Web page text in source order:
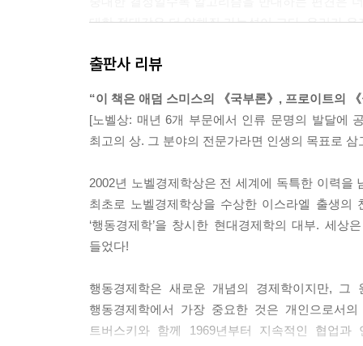
대한 적대감은 더 약해질 가능성이 크다. 우리가
의지
1) 폴은 A 회사의 주식을 보유하고 있다. 지난 일
다. 이제 그는 만일 B 회사 주식으로 갈아탔다면
2) 조지는 B 회사의 주식을 보유하고 있다. 지난
그대로 보유했다면 1,200달러를 더 벌 수 있었다는
누가 더 후회가 크겠는가?
답은 명확하다. 응답자의 8퍼센트는 폴을, 92퍼센
이 결과는 이상하다. 객관적으로 봤을 때 두 사람
보유했다면 똑같은 액수의 돈을 더 벌었을 것이다
출판사 리뷰
“이 책은 애덤 스미스의 《국부론》, 프로이트의
[노벨상: 매년 6개 부문에서 인류 문명의 발달에
최고의 상. 그 분야의 전문가라면 인생의 목표로
2002년 노벨경제학상은 전 세계에 독특한 이력을
최초로 노벨경제학상을 수상한 이스라엘 출생
‘행동경제학’을 창시한 현대경제학의 대부. 세
들었다!
행동경제학은 새로운 개념의 경제학이지만,
행동경제학에서 가장 중요한 것은 개인으로서
트버스키와 함께 1969년부터 지속적인 협업